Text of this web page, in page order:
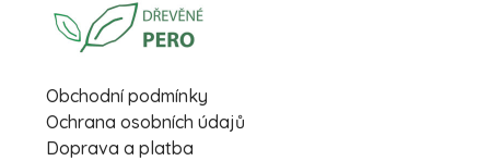
Obchodní podmínky
Ochrana osobních údajů
Doprava a platba